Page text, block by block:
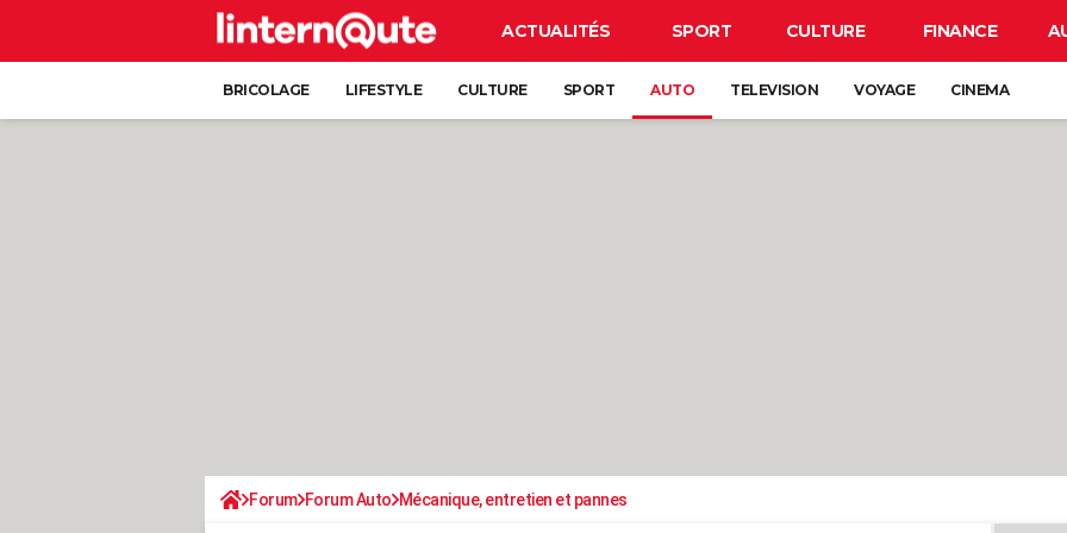
ACTUALITÉS SPORT CULTURE FINANCE
BRICOLAGE LIFESTYLE CULTURE SPORT AUTO TELEVISION VOYAGE CINEMA
Forum Forum Auto Mécanique, entretien et pannes